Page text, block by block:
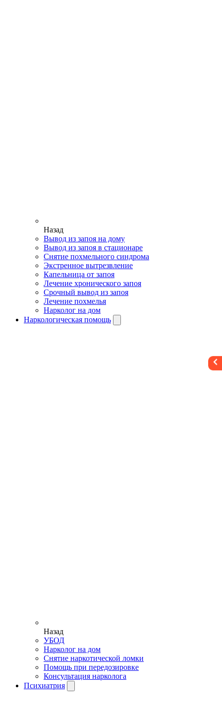
Назад
Вывод из запоя на дому
Вывод из запоя в стационаре
Снятие похмельного синдрома
Экстренное вытрезвление
Капельница от запоя
Лечение хронического запоя
Срочный вывод из запоя
Лечение похмелья
Нарколог на дом
Наркологическая помощь
Назад
УБОД
Нарколог на дом
Снятие наркотической ломки
Помощь при передозировке
Консультация нарколога
Психиатрия